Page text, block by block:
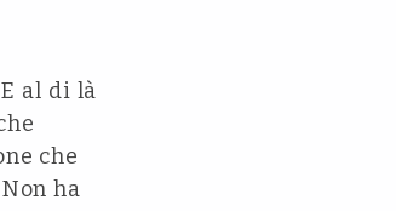
al di là
che
ha